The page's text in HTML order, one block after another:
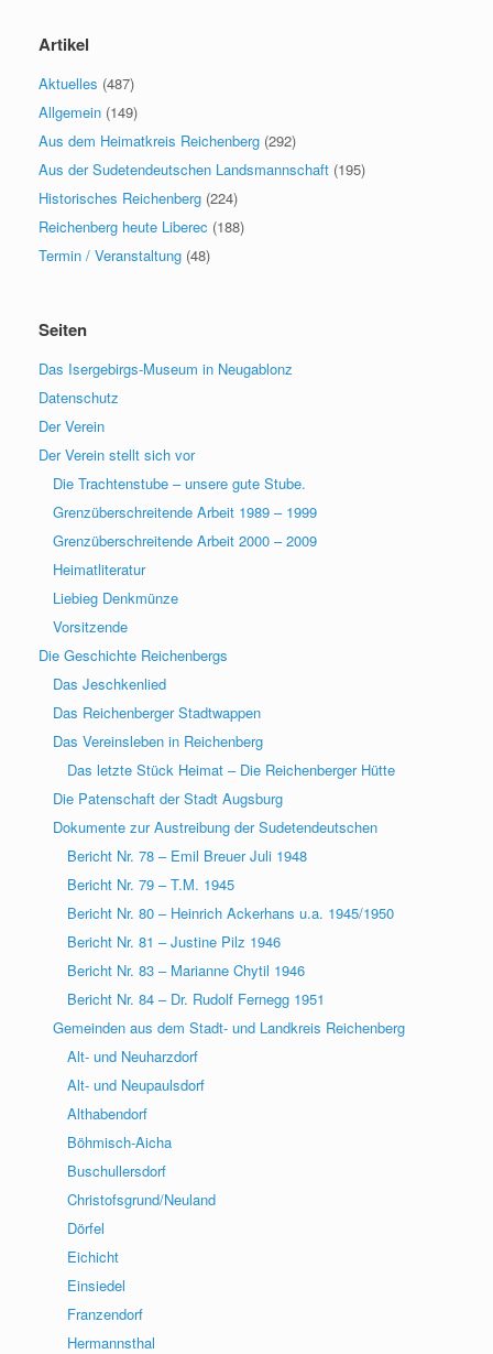
Artikel
Aktuelles (487)
Allgemein (149)
Aus dem Heimatkreis Reichenberg (292)
Aus der Sudetendeutschen Landsmannschaft (195)
Historisches Reichenberg (224)
Reichenberg heute Liberec (188)
Termin / Veranstaltung (48)
Seiten
Das Isergebirgs-Museum in Neugablonz
Datenschutz
Der Verein
Der Verein stellt sich vor
Die Trachtenstube – unsere gute Stube.
Grenzüberschreitende Arbeit 1989 – 1999
Grenzüberschreitende Arbeit 2000 – 2009
Heimatliteratur
Liebieg Denkmünze
Vorsitzende
Die Geschichte Reichenbergs
Das Jeschkenlied
Das Reichenberger Stadtwappen
Das Vereinsleben in Reichenberg
Das letzte Stück Heimat – Die Reichenberger Hütte
Die Patenschaft der Stadt Augsburg
Dokumente zur Austreibung der Sudetendeutschen
Bericht Nr. 78 – Emil Breuer Juli 1948
Bericht Nr. 79 – T.M. 1945
Bericht Nr. 80 – Heinrich Ackerhans u.a. 1945/1950
Bericht Nr. 81 – Justine Pilz 1946
Bericht Nr. 83 – Marianne Chytil 1946
Bericht Nr. 84 – Dr. Rudolf Fernegg 1951
Gemeinden aus dem Stadt- und Landkreis Reichenberg
Alt- und Neuharzdorf
Alt- und Neupaulsdorf
Althabendorf
Böhmisch-Aicha
Buschullersdorf
Christofsgrund/Neuland
Dörfel
Eichicht
Einsiedel
Franzendorf
Hermannsthal